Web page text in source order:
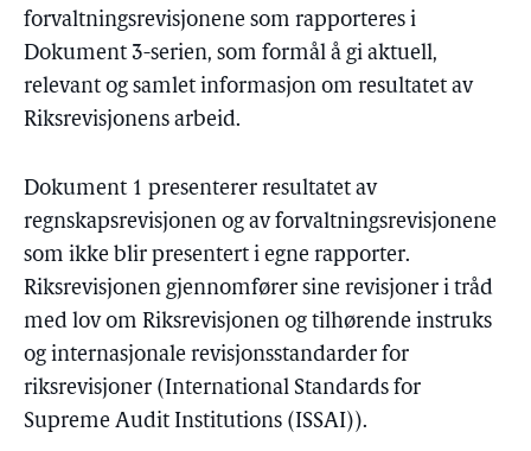
forvaltningsrevisjonene som rapporteres i
Dokument 3-serien, som formål å gi aktuell,
relevant og samlet informasjon om resultatet av
Riksrevisjonens arbeid.
Dokument 1 presenterer resultatet av
regnskapsrevisjonen og av forvaltningsrevisjonene
som ikke blir presentert i egne rapporter.
Riksrevisjonen gjennomfører sine revisjoner i tråd
med lov om Riksrevisjonen og tilhørende instruks
og internasjonale revisjonsstandarder for
riksrevisjoner (International Standards for
Supreme Audit Institutions (ISSAI)).